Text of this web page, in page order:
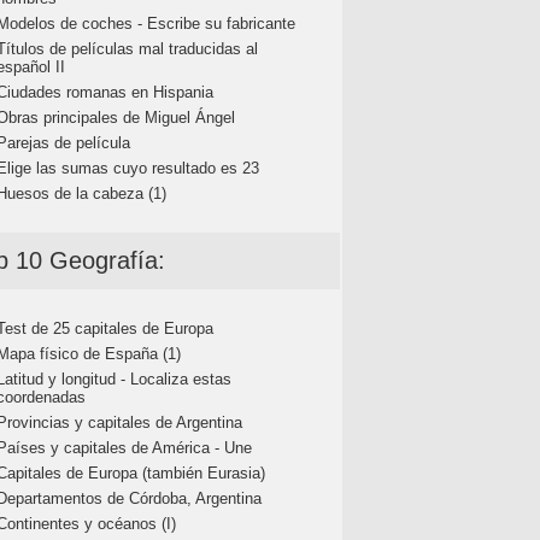
de coches - Escribe su fabricante
de películas mal traducidas al
II
romanas en Hispania
principales de Miguel Ángel
de película
las sumas cuyo resultado es 23
de la cabeza (1)
10 Geografía:
de 25 capitales de Europa
físico de España (1)
y longitud - Localiza estas
y capitales de Argentina
y capitales de América - Une
de Europa (también Eurasia)
de Córdoba, Argentina
y océanos (I)